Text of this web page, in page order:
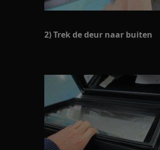
2) Trek de deur naar buiten